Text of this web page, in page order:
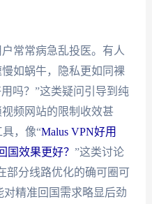
常常病急乱投医。有人
如蜗牛，隐私更如同裸
吗？”这类疑问引导到纯
频网站的限制收效甚
，像“Malus VPN好用
国效果更好？ ”这类讨论
部分线路优化的确可圈可
对精准回国需求略显后劲